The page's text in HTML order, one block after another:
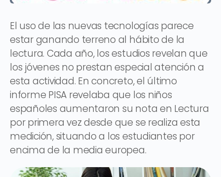
El uso de las nuevas tecnologías parece
estar ganando terreno al hábito de la
lectura. Cada año, los estudios revelan que
los jóvenes no prestan especial atención a
esta actividad. En concreto, el último
informe PISA revelaba que los niños
españoles aumentaron su nota en Lectura
por primera vez desde que se realiza esta
medición, situando a los estudiantes por
encima de la media europea.